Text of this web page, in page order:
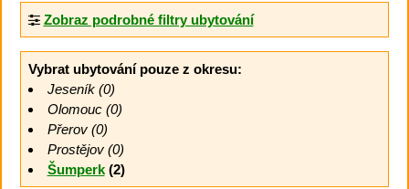
Zobraz podrobné filtry ubytování
Vybrat ubytování pouze z okresu:
Jeseník (0)
Olomouc (0)
Přerov (0)
Prostějov (0)
Šumperk(2)